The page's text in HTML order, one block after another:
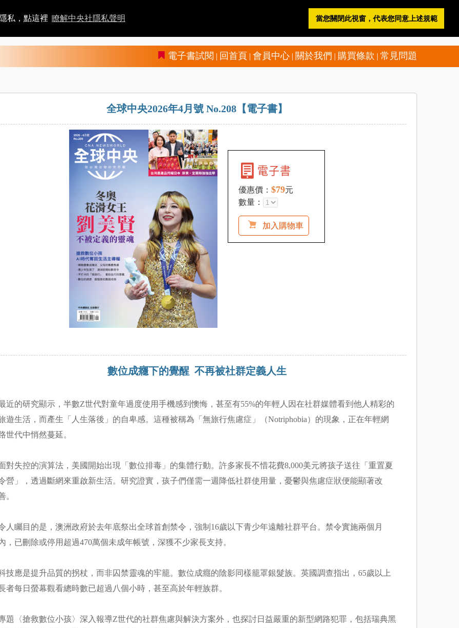
私，點這裡 瞭解中央社隱私聲明 當您關閉此視窗，代表您同意上述規範
購物車 電子書櫃
電子書試閱 | 回首頁 | 會員中心 | 關於我們 | 購買條款 | 常見問題
全球中央2026年4月號 No.208【電子書】
優惠價： $79元
數量：
加入購物車
數位成癮下的覺醒 不再被社群定義人生
近的研究顯示，半數Z世代對童年過度使用手機感到懊悔，甚至有55%的年輕人因在社群媒體看到他人精彩的
遊生活，而產生「人生落後」的自卑感。這種被稱為「無旅行焦慮症」（Notriphobia）的現象，正在年輕網
世代中悄然蔓延。
對失控的演算法，美國開始出現「數位排毒」的集體行動。許多家長不惜花費8,000美元將孩子送往「重置夏
營」，透過斷網來重啟新生活。研究證實，孩子們僅需一週降低社群使用量，憂鬱與焦慮症狀便能顯著改
。
人矚目的是，澳洲政府於去年底祭出全球首創禁令，強制16歲以下青少年遠離社群平台。禁令實施兩個月
，已刪除或停用超過470萬個未成年帳號，深獲不少家長支持。
技應是提升品質的拐杖，而非囚禁靈魂的牢籠。數位成癮的陰影同樣籠罩銀髮族。英國調查指出，65歲以上
者每日螢幕觀看總時數已超過八個小時，甚至高於年輕族群。
題〈搶救數位小孩〉深入報導Z世代的社群焦慮與解決方案外，也探討日益嚴重的新型網路犯罪，包括瑞典黑